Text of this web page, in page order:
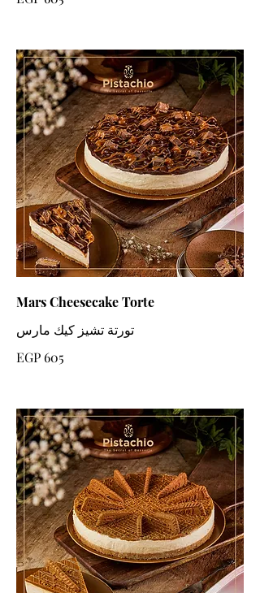
Mars Cheesecake Torte
تورتة تشيز كيك مارس
EGP 605